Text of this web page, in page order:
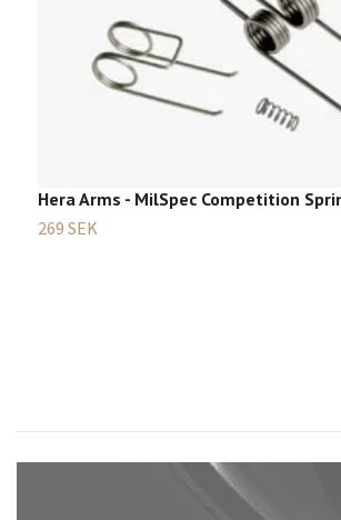
Hera Arms - MilSpec Competition
269 SEK